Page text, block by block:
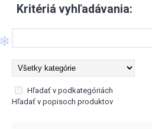
Kritériá vyhľadávania:
Hľadať v podkategóriách
Hľadať v popisoch produktov
❄